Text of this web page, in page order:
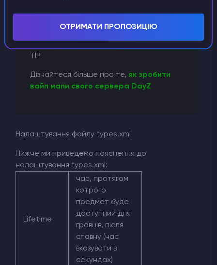
TIP
Дізнайтеся більше про те, як зробити
вайп мапи свого сервера DayZ
Налаштування файлу types.xml
Нижче ми приведемо пояснення до
налаштування types.xml:
Lifetime
час, протягом
котрого
предмет буде
доступний для
гравців, після
спавну (час
вказувати в
секундах)
ОТРИМАТИ ПРОПОЗИЦІЮ